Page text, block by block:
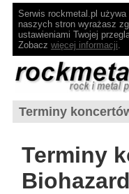
Serwis rockmetal.pl
naszych stron wyrażasz
ustawieniami Twojej
Zobacz więcej informacji.
Terminy
Terminy
Biohazard